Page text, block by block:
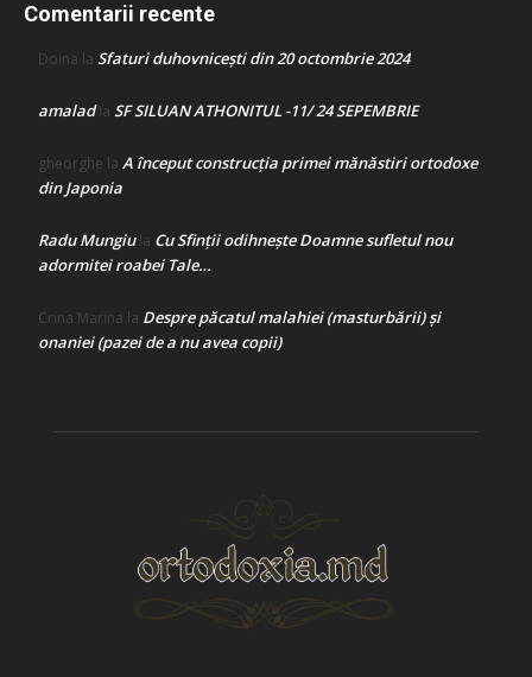
Comentarii recente
Doina la Sfaturi duhovnicești din 20 octombrie 2024
amaladla SF SILUAN ATHONITUL -11/ 24 SEPEMBRIE
gheorghe la A început construcţia primei mănăstiri ortodoxe
din Japonia
Radu Mungiula Cu Sfinții odihnește Doamne sufletul nou
adormitei roabei Tale…
Crina Marina la Despre păcatul malahiei (masturbării) şi
onaniei (pazei de a nu avea copii)